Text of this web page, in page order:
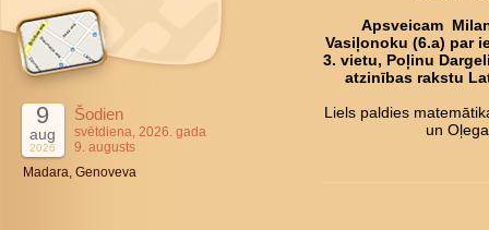
9
aug
2026
Šodien
svētdiena, 2026. gada
9. augusts
Madara, Genoveva
Apsveicam
Vasiļonoku (6.a) par
3. vietu, Poļinu
atzinības rakstu
Liels paldies
un